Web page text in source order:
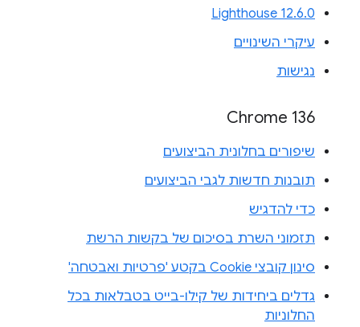
Lighthouse 12.6.0
עיקרי השינויים
נגישות
Chrome 136
שיפורים בחלונית הביצועים
תובנות חדשות לגבי הביצועים
כדי להדגיש
תזמוני השרת בסיכום של בקשות הרשת
סינון קובצי Cookie בקטע 'פרטיות ואבטחה'
גדלים ביחידות של קילו-בייט בטבלאות בכל
החלוניות